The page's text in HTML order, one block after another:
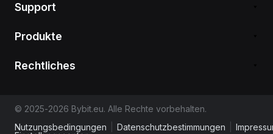
Support
Produkte
Rechtliches
© 2025-2026 Bybit.eu. Alle Rechte vorbehalten.
Nutzungsbedingungen
Datenschutzbestimmungen